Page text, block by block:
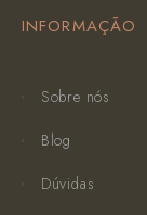
INFORMAÇÃO
Sobre nós
Blog
Dúvidas